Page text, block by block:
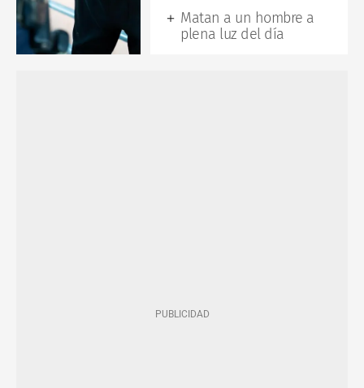
Matan a un hombre a
plena luz del día